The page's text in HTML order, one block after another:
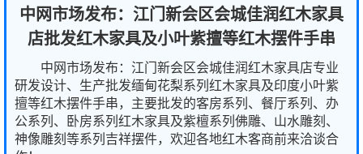
中网市场发布：江门新会区会城佳润红木家具
店批发红木家具及小叶紫擅等红木摆件手串
中网市场发布：江门新会区会城佳润红木家具店专业
研发设计、生产批发缅甸花梨系列红木家具及印度小叶紫
擅等红木摆件手串，主要批发的客房系列、餐厅系列、办
公系列、卧房系列红木家具及紫檀系列佛雕、山水雕刻、
神像雕刻等系列吉祥摆件，欢迎各地红木客商前来洽谈合